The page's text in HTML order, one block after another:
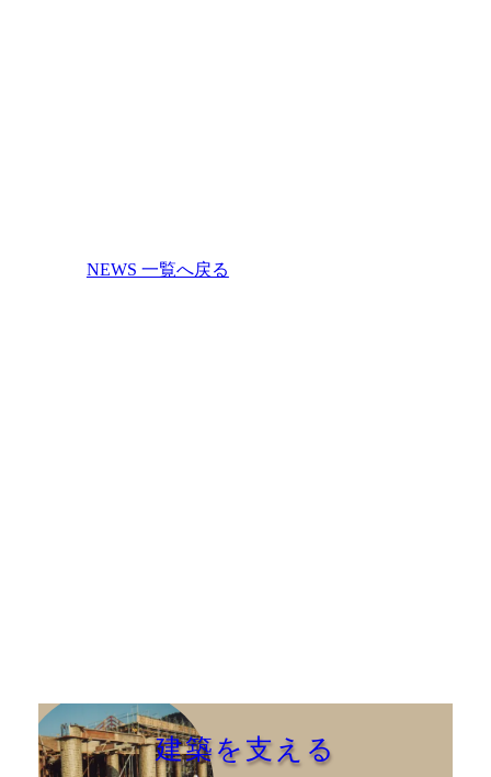
NEWS 一覧へ戻る
建築を支える